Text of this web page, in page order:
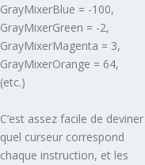
GrayMixerBlue = -100,
GrayMixerGreen = -2,
GrayMixerMagenta = 3,
GrayMixerOrange = 64,
(etc.)
C’est assez facile de
quel curseur correspond
chaque instruction, et les